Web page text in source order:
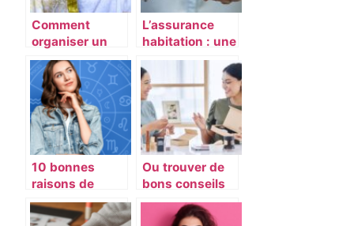
Comment
organiser un
batême
catholique ?
L’assurance
habitation : une
obligation
légale
10 bonnes
raisons de
consulter votre
horoscope
Ou trouver de
bons conseils
capillaires et de
maquillage ?